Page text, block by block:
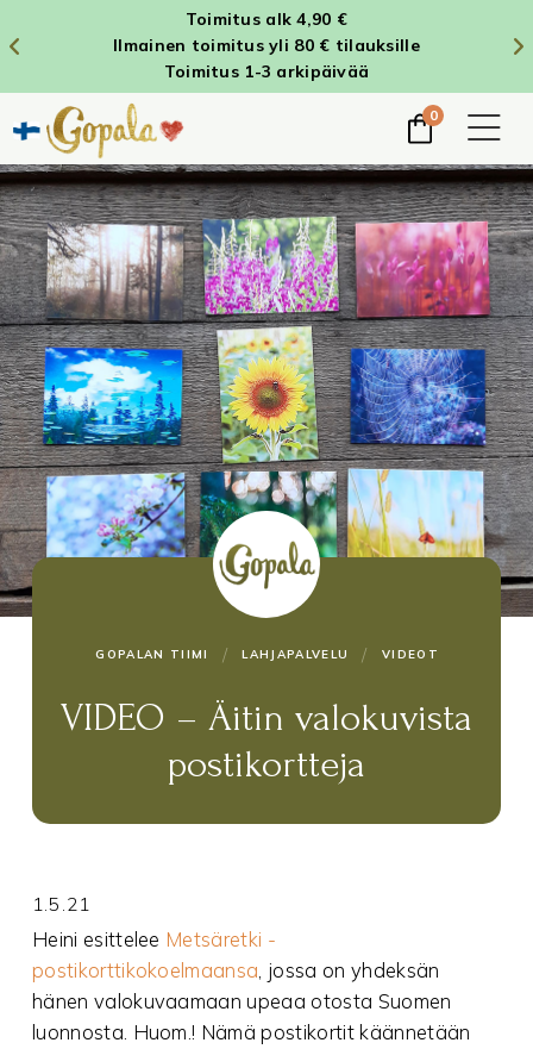
Toimitus alk 4,90 €
Ilmainen toimitus yli 80 € tilauksille
Toimitus 1-3 arkipäivää
0
GOPALAN TIIMI / LAHJAPALVELU / VIDEOT
VIDEO – Äitin valokuvista
postikortteja
1.5.21
Heini esittelee Metsäretki -
postikorttikokoelmaansa, jossa on yhdeksän
hänen valokuvaamaan upeaa otosta Suomen
luonnosta. Huom.! Nämä postikortit käännetään